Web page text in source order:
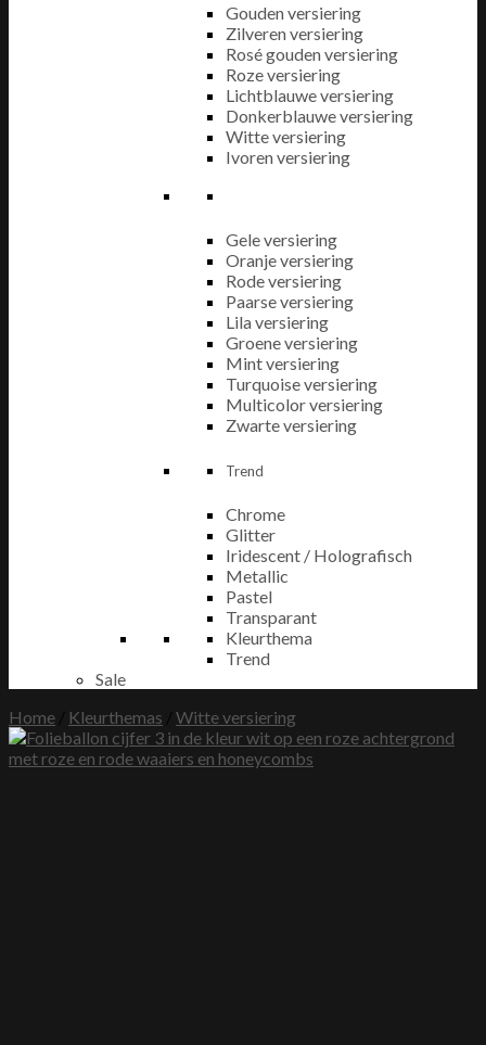
Gouden versiering
Zilveren versiering
Rosé gouden versiering
Roze versiering
Lichtblauwe versiering
Donkerblauwe versiering
Witte versiering
Ivoren versiering
Gele versiering
Oranje versiering
Rode versiering
Paarse versiering
Lila versiering
Groene versiering
Mint versiering
Turquoise versiering
Multicolor versiering
Zwarte versiering
Trend
Chrome
Glitter
Iridescent / Holografisch
Metallic
Pastel
Transparant
Kleurthema
Trend
Sale
Home
Kleurthemas Witte versiering